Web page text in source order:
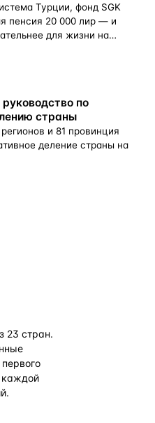
Турции, фонд SGK
пенсия 20 000 лир — и
для жизни на
по
страны
и 81 провинция
деление страны на
23 стран.
каждой